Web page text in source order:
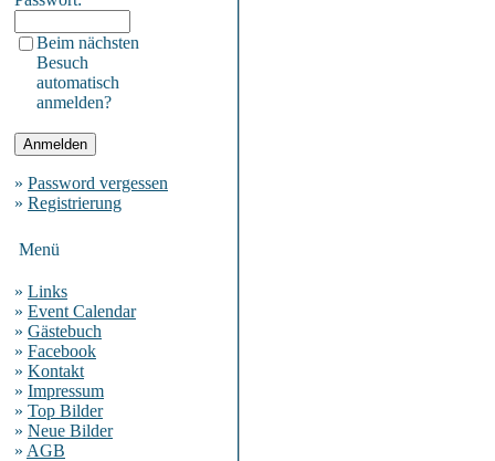
Beim nächsten
Besuch
automatisch
anmelden?
» Password vergessen
» Registrierung
Menü
» Links
» Event Calendar
» Gästebuch
» Facebook
» Kontakt
» Impressum
» Top Bilder
» Neue Bilder
» AGB